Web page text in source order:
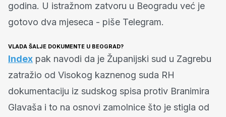
godina. U istražnom zatvoru u Beogradu već je
gotovo dva mjeseca - piše Telegram.
VLADA ŠALJE DOKUMENTE U BEOGRAD?
Index pak navodi da je Županijski sud u Zagrebu
zatražio od Visokog kaznenog suda RH
dokumentaciju iz sudskog spisa protiv Branimira
Glavaša i to na osnovi zamolnice što je stigla od